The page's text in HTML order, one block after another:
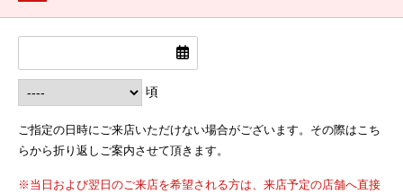
頃
ご指定の日時にご来店いただけない場合がございます。その際はこち
らから折り返しご案内させて頂きます。
※当日および翌日のご来店を希望される方は、来店予定の店舗へ直接